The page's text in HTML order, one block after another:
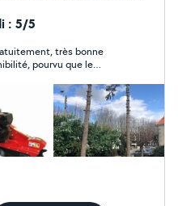
: 5/5
très bonne
pourvu que le